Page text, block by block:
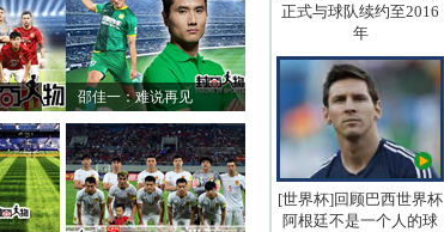
邵佳一：难说再见
正式与球队续约至2016
年
[世界杯]回顾巴西世界杯
阿根廷不是一个人的球